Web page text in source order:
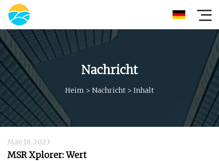
Nachricht
Heim > Nachricht > Inhalt
May 18, 2023
MSR Xplorer: Wert